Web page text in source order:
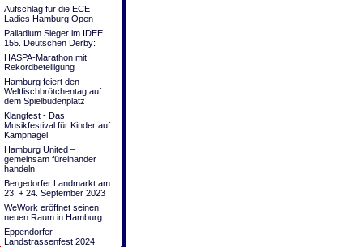
Aufschlag für die ECE
Ladies Hamburg Open
Palladium Sieger im IDEE
155. Deutschen Derby:
HASPA-Marathon mit
Rekordbeteiligung
Hamburg feiert den
Weltfischbrötchentag auf
dem Spielbudenplatz
Klangfest - Das
Musikfestival für Kinder auf
Kampnagel
Hamburg United –
gemeinsam füreinander
handeln!
Bergedorfer Landmarkt am
23. + 24. September 2023
WeWork eröffnet seinen
neuen Raum in Hamburg
Eppendorfer
Landstrassenfest 2024